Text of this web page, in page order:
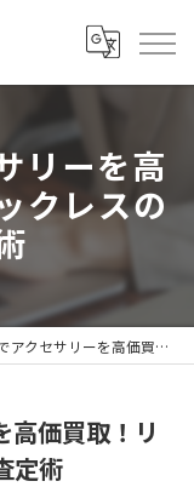
リーを高
クレスの
を高価買取！リングとネックレスのお得な査定術
高価買取！リ
定術